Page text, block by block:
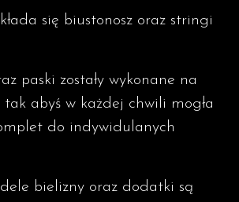
się biustonosz oraz stringi
paski zostały wykonane na
abyś w każdej chwili mogła
do indywidulanych
bielizny oraz dodatki są